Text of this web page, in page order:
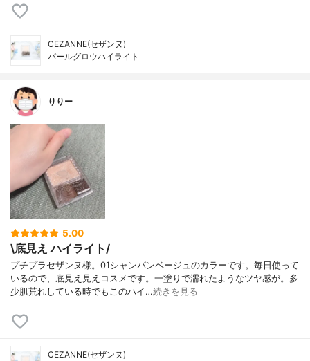
CEZANNE(セザンヌ)
パールグロウハイライト
りりー
5.00
\底見え ハイライト/
プチプラセザンヌ様。01シャンパンベージュのカラーです。毎日使って
いるので、底見え見えコスメです。一塗りで濡れたようなツヤ感が。多
少肌荒れしている時でもこのハイ…続きを見る
CEZANNE(セザンヌ)